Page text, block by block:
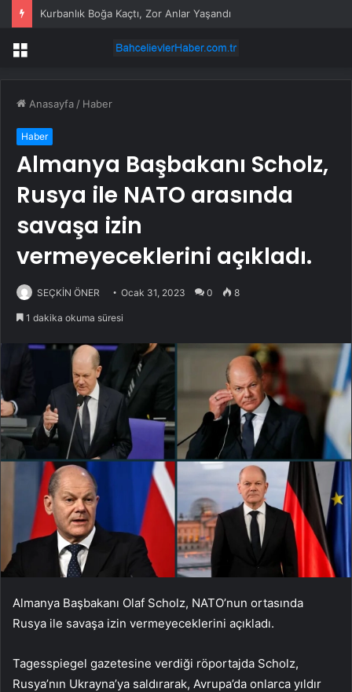
Kurbanlık Boğa Kaçtı, Zor Anlar Yaşandı
Menü
Anasayfa / Haber
Haber
Almanya Başbakanı Scholz,
Rusya ile NATO arasında
savaşa izin
vermeyeceklerini açıkladı.
SEÇKİN ÖNER Ocak 31, 2023 0 8
1 dakika okuma süresi
Almanya Başbakanı Olaf Scholz, NATO’nun ortasında
Rusya ile savaşa izin vermeyeceklerini açıkladı.
Tagesspiegel gazetesine verdiği röportajda Scholz,
Rusya’nın Ukrayna’ya saldırarak, Avrupa’da onlarca yıldır